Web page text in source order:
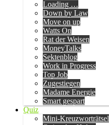
Loading …
Down by Law
Move on up
Watts On
Rat der Weisen
MoneyTalks
Sektenblog
Work in Progress
Top Job
Zugestiegen
Madame Energie
Smart gespart
Quiz
Mini-Kreuzworträtsel